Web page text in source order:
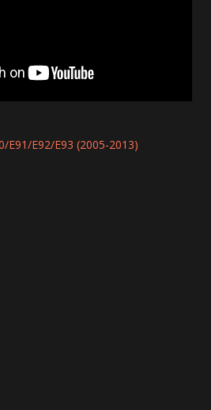
E91/E92/E93 (2005-2013)